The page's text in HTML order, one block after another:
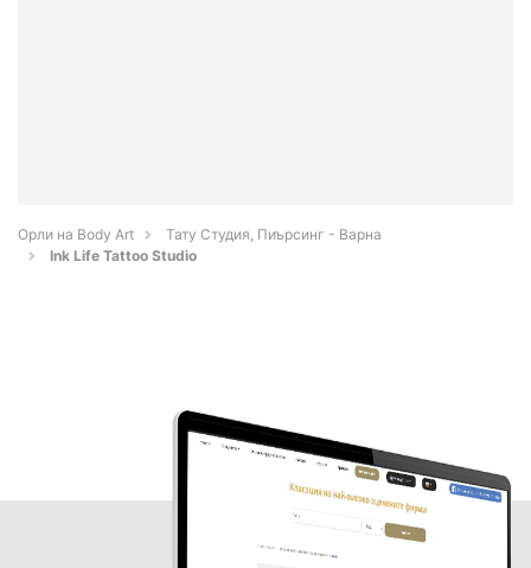
Орли на Body Art
Тату Студия, Пиърсинг - Варна
Ink Life Tattoo Studio